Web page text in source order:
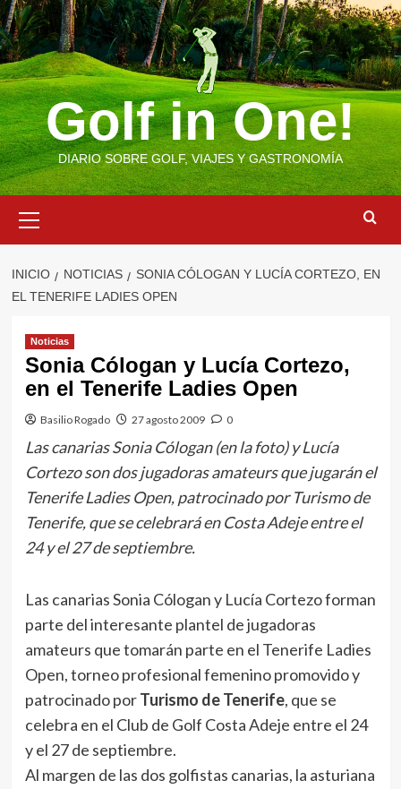
Saltar
al
contenido
Golf in One!
DIARIO SOBRE GOLF, VIAJES Y GASTRONOMÍA
primario
INICIO NOTICIAS
SONIA CÓLOGAN Y LUCÍA CORTEZO, EN
EL TENERIFE LADIES OPEN
Noticias
Sonia Cólogan y Lucía Cortezo,
en el Tenerife Ladies Open
Basilio Rogado 27 agosto 2009 0
Las canarias Sonia Cólogan (en la foto) y Lucía
Cortezo son dos jugadoras amateurs que jugarán el
Tenerife Ladies Open, patrocinado por Turismo de
Tenerife, que se celebrará en Costa Adeje entre el
24 y el 27 de septiembre.
Las canarias Sonia Cólogan y Lucía Cortezo forman
parte del interesante plantel de jugadoras
amateurs que tomarán parte en el Tenerife Ladies
Open, torneo profesional femenino promovido y
patrocinado porTurismo de Tenerife, que se
celebra en el Club de Golf Costa Adeje entre el 24
y el 27 de septiembre.
Al margen de las dos golfistas canarias, la asturiana